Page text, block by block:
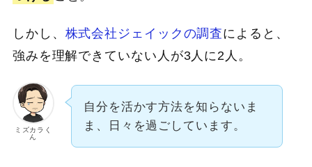
しかし、 株式会社ジェイックの調査によると、
強みを理解できていない人が3人に2人。
ミズカラく
ん
自分を活かす方法を知らないま
ま、日々を過ごしています。